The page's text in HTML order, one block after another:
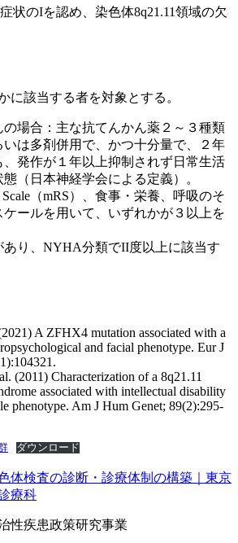
状のIを認め、染色体8q21.11領域の欠
に該当する者を対象とする。
場合：主な抗てんかん薬２～３種類
いは多剤併用で、かつ十分量で、２年
、発作が１年以上抑制されず日常生活
（日本神経学会による定義）。
Scale（mRS）、食事・栄養、呼吸のそ
ールを用いて、いずれかが３以上を
あり、NYHA分類でII度以上に該当す
A ZFHX4 mutation associated with a
and facial phenotype. Eur J
(2011) Characterization of a 8q21.11
associated with intellectual disability
phenotype. Am J Hum Genet; 89(2):295-
ダウンロード
性疾患政策研究事業